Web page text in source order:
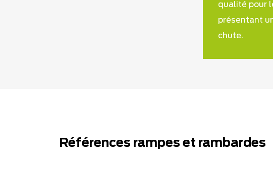
qualité pour
présentant
chute.
Références rampes et rambardes